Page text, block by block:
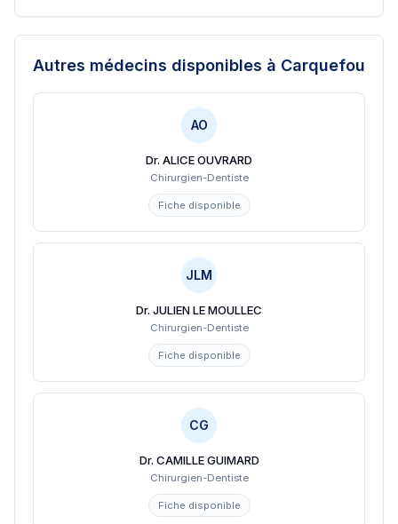
Autres médecins disponibles à Carquefou
AO
Dr. ALICE OUVRARD
Chirurgien-Dentiste
Fiche disponible
JLM
Dr. JULIEN LE MOULLEC
Chirurgien-Dentiste
Fiche disponible
CG
Dr. CAMILLE GUIMARD
Chirurgien-Dentiste
Fiche disponible